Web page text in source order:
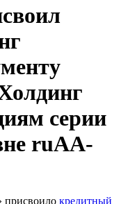
серии
ruAA-
присвоило кредитный